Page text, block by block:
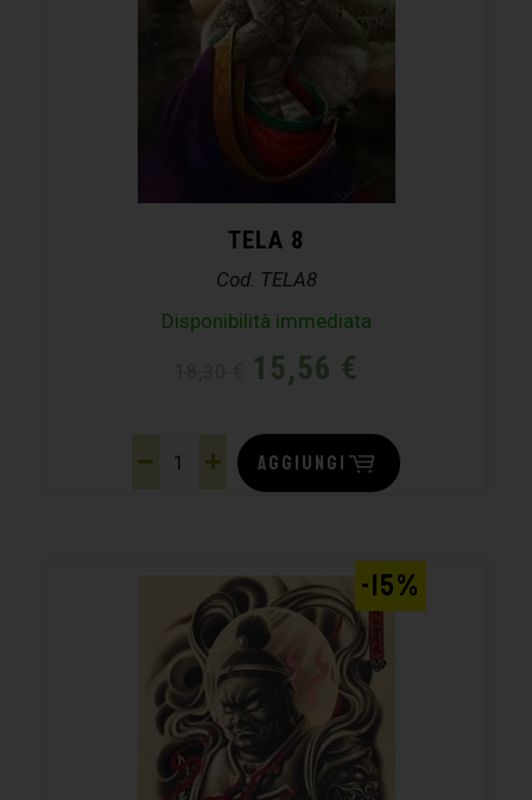
TELA 8
Cod. TELA8
Disponibilità immediata
15,56 €
AGGIUNGI
-15%